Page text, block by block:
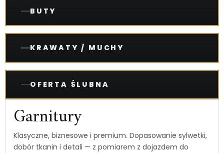
BUTY
KRAWATY / MUCHY
OFERTA ŚLUBNA
Garnitury
Klasyczne, biznesowe i premium. Dopasowanie sylwetki,
dobór tkanin i detali — z pomiarem z dojazdem do